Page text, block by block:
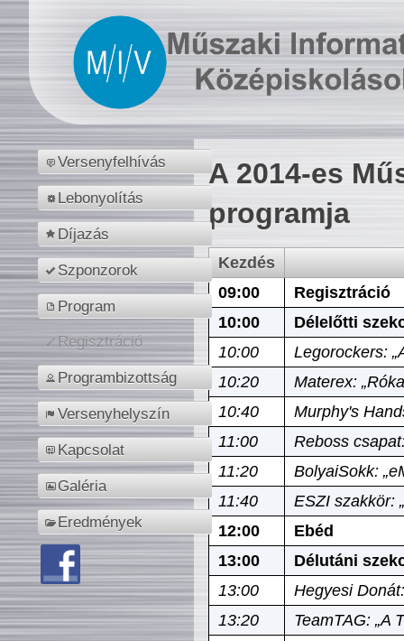
Versenyfelhívás
Lebonyolítás
Díjazás
Szponzorok
Program
Regisztráció
Programbizottság
Versenyhelyszín
Kapcsolat
Galéria
Eredmények
A 2014-es
programja
Kezdés
09:00
Regisztráció
10:00
Délelőtti
10:00
Legorockers:
10:20
Materex:
10:40
Murphy's
11:00
Reboss
11:20
BolyaiSokk:
11:40
ESZI szakkör:
12:00
Ebéd
13:00
Délutáni
13:00
Hegyesi
13:20
TeamTAG: „A